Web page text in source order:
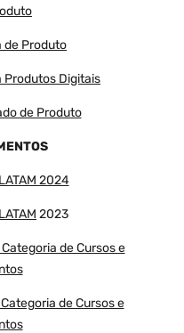
de Produto
Produtos Digitais
de Produto
2024
2023
de Cursos e
de Cursos e